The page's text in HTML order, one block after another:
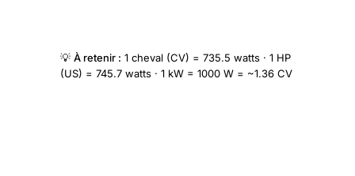
💡 À retenir : 1 cheval (CV) = 735.5 watts · 1 HP
(US) = 745.7 watts · 1 kW = 1000 W = ~1.36 CV